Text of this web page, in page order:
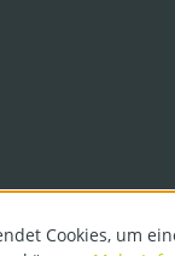
Cookies, um